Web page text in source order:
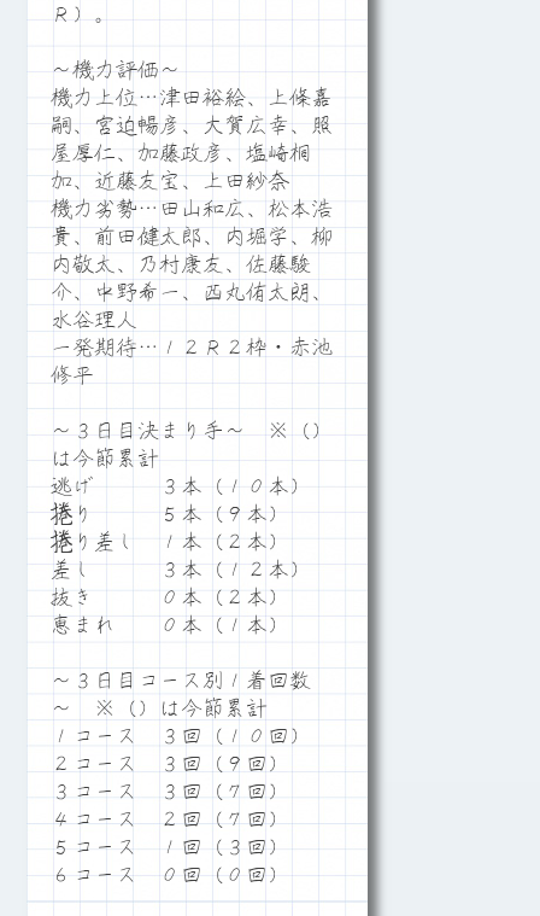
Ｒ）。
～機力評価～
機力上位…津田裕絵、上條嘉
嗣、宮迫暢彦、大賀広幸、照
屋厚仁、加藤政彦、塩崎桐
加、近藤友宝、上田紗奈
機力劣勢…田山和広、松本浩
貴、前田健太郎、内堀学、柳
内敬太、乃村康友、佐藤駿
介、中野希一、西丸侑太朗、
水谷理人
一発期待…１２Ｒ２枠・赤池
修平
～３日目決まり手～ ※（）
は今節累計
逃げ ３本（１０本）
捲り ５本（９本）
捲り差し １本（２本）
差し ３本（１２本）
抜き ０本（２本）
恵まれ ０本（１本）
～３日目コース別１着回数
～ ※（）は今節累計
１コース ３回（１０回）
２コース ３回（９回）
３コース ３回（７回）
４コース ２回（７回）
５コース １回（３回）
６コース ０回（０回）